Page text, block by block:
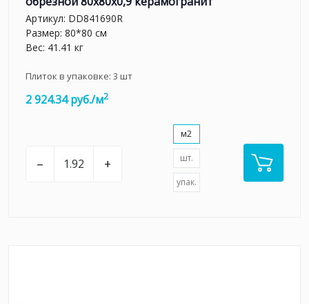
Артикул: DD841690R
Размер: 80*80 см
Вес: 41.41 кг
Плиток в упаковке: 3 шт
2 924.34 руб./м2
– +
м2
шт.
упак.